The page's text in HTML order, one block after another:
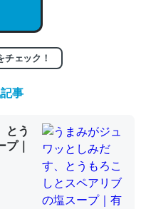
１） - conceptualization
伏線」は回収されないけ
進化すればするほど分
１） - conceptualization
チェック！
事
とう
｜